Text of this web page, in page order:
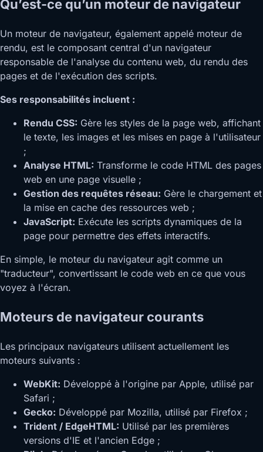
Qu’est-ce qu’un moteur de navigateur
Un moteur de navigateur, également appelé moteur de
rendu, est le composant central d'un navigateur
responsable de l'analyse du contenu web, du rendu des
pages et de l'exécution des scripts.
Ses responsabilités incluent :
Rendu CSS: Gère les styles de la page web, affichant
le texte, les images et les mises en page à l'utilisateur
;
Analyse HTML: Transforme le code HTML des pages
web en une page visuelle ;
Gestion des requêtes réseau: Gère le chargement et
la mise en cache des ressources web ;
JavaScript: Exécute les scripts dynamiques de la
page pour permettre des effets interactifs.
En simple, le moteur du navigateur agit comme un
"traducteur", convertissant le code web en ce que vous
voyez à l'écran.
Moteurs de navigateur courants
Les principaux navigateurs utilisent actuellement les
moteurs suivants :
WebKit: Développé à l'origine par Apple, utilisé par
Safari ;
Gecko: Développé par Mozilla, utilisé par Firefox ;
Trident / EdgeHTML: Utilisé par les premières
versions d'IE et l'ancien Edge ;